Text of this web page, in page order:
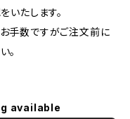
いたします。
手数ですがご注文前に
。
available